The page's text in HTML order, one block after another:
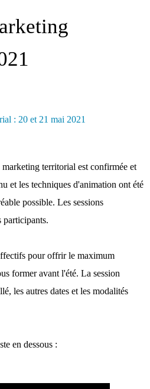
territorial est confirmée et
et les techniques d'animation ont été
possible. Les sessions
participants.
pour offrir le maximum
former avant l'été. La session
les autres dates et les modalités
en dessous :